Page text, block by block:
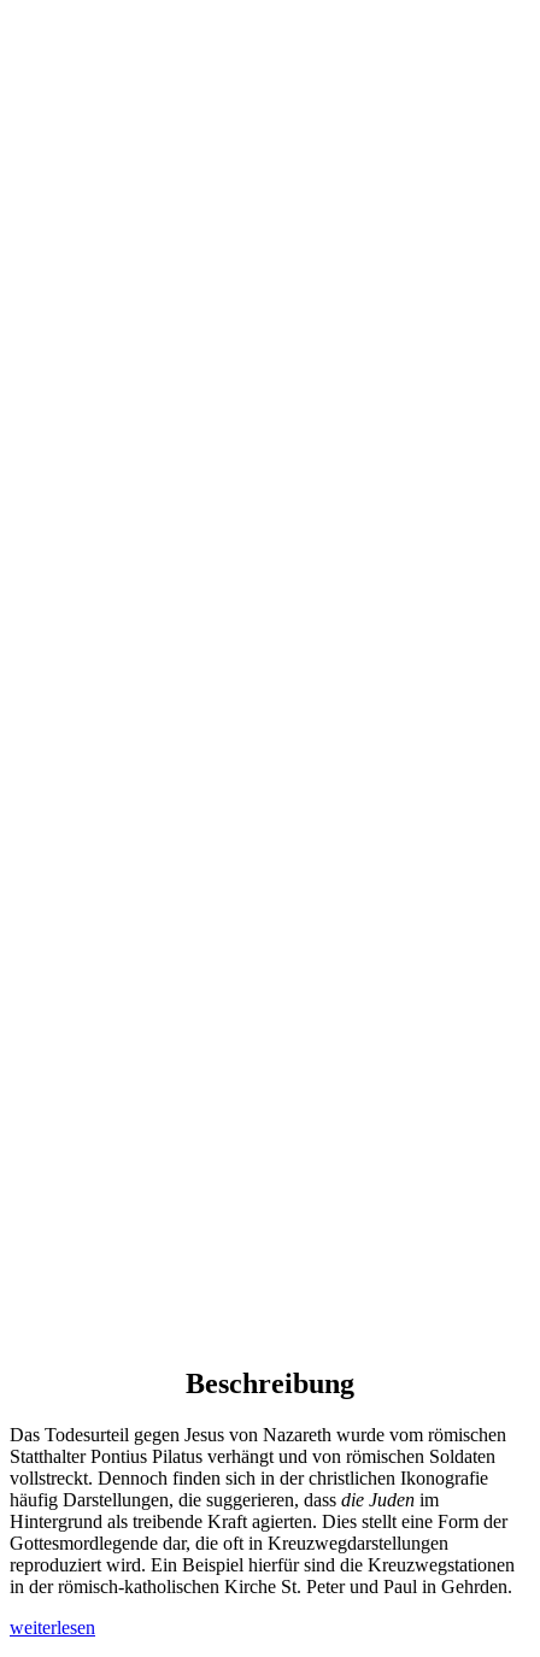
Beschreibung
Das Todesurteil gegen Jesus von Nazareth wurde vom römischen
Statthalter Pontius Pilatus verhängt und von römischen Soldaten
vollstreckt. Dennoch finden sich in der christlichen Ikonografie
häufig Darstellungen, die suggerieren, dass die Juden im
Hintergrund als treibende Kraft agierten. Dies stellt eine Form der
Gottesmordlegende dar, die oft in Kreuzwegdarstellungen
reproduziert wird. Ein Beispiel hierfür sind die Kreuzwegstationen
in der römisch-katholischen Kirche St. Peter und Paul in Gehrden.
„Judenfeindliche
weiterlesen